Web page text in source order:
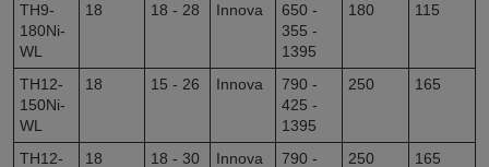
TH9-
180Ni-
WL
18 18 - 28 Innova
650 -
355 -
1395
180 115
TH12-
150Ni-
WL
18 15 - 26 Innova
790 -
425 -
1395
250 165
TH12-
18 18 - 30 Innova
790 -
250 165